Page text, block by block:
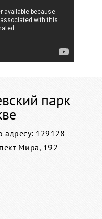
парк
адресу: 129128
Мира, 192